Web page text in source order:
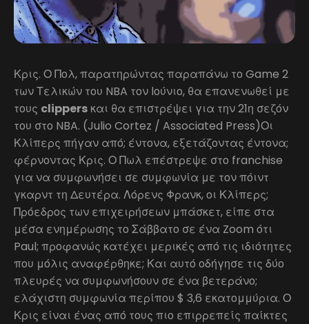
Κρις. Ο Πολ, παρατηρώντας παραπάνω το Game 2
των Τελικών του NBA τον Ιούνιο, θα επανενωθεί με
τους clippers και θα επιστρέψει για την 21η σεζόν
του στο NBA. (Julio Cortez / Associated Press)Οι
Κλίπερς πήγαν από; έντονα, εξετάζοντας έντονα;
φέρνοντας Κρις. Ο Πωλ επέστρεψε στο franchise
για να συμφωνήσει σε συμφωνία με τον πόιντ
γκαρντ τη Δευτέρα. Λόρενς Φρανκ, οι Κλίπερς;
Πρόεδρος των επιχειρήσεων μπάσκετ, είπε στα
μέσα ενημέρωσης το Σάββατο σε ένα Zoom ότι
Paul; προφανώς κατέχει μερικές από τις ιδιότητες
που μόλις αναφέρθηκε; Και αυτό οδήγησε τις δύο
πλευρές να συμφωνήσουν σε ένα βετεράνο;
ελάχιστη συμφωνία περίπου $ 3,6 εκατομμύρια. Ο
Κρις είναι ένας από τους πιο επιρρεπείς παίκτες